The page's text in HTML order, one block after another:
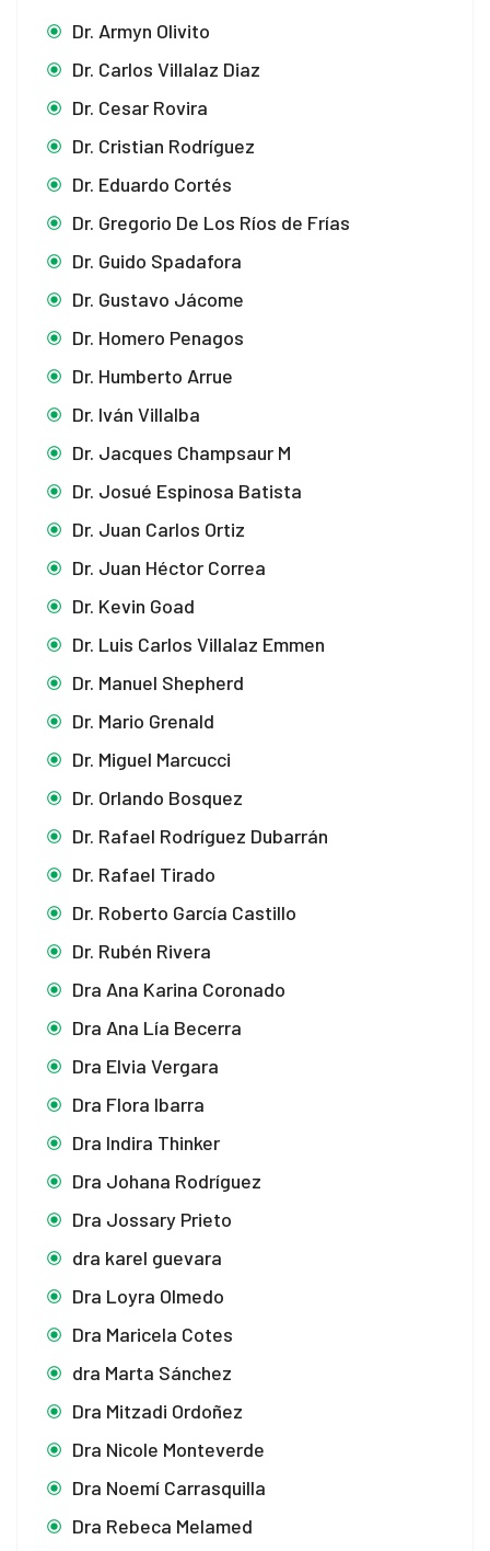
Dr. Armyn Olivito
Dr. Carlos Villalaz Diaz
Dr. Cesar Rovira
Dr. Cristian Rodríguez
Dr. Eduardo Cortés
Dr. Gregorio De Los Ríos de Frías
Dr. Guido Spadafora
Dr. Gustavo Jácome
Dr. Homero Penagos
Dr. Humberto Arrue
Dr. Iván Villalba
Dr. Jacques Champsaur M
Dr. Josué Espinosa Batista
Dr. Juan Carlos Ortiz
Dr. Juan Héctor Correa
Dr. Kevin Goad
Dr. Luis Carlos Villalaz Emmen
Dr. Manuel Shepherd
Dr. Mario Grenald
Dr. Miguel Marcucci
Dr. Orlando Bosquez
Dr. Rafael Rodríguez Dubarrán
Dr. Rafael Tirado
Dr. Roberto García Castillo
Dr. Rubén Rivera
Dra Ana Karina Coronado
Dra Ana Lía Becerra
Dra Elvia Vergara
Dra Flora Ibarra
Dra Indira Thinker
Dra Johana Rodríguez
Dra Jossary Prieto
dra karel guevara
Dra Loyra Olmedo
Dra Maricela Cotes
dra Marta Sánchez
Dra Mitzadi Ordoñez
Dra Nicole Monteverde
Dra Noemí Carrasquilla
Dra Rebeca Melamed